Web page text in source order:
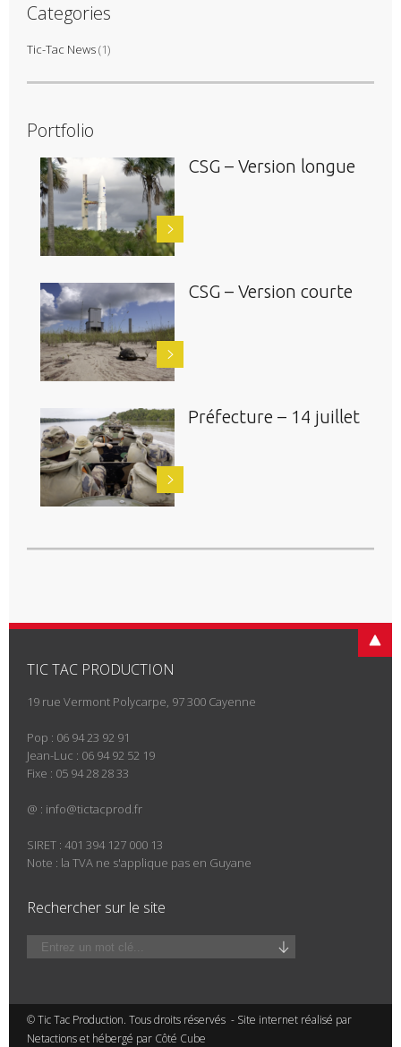
Categories
Tic-Tac News(1)
Portfolio
CSG – Version longue
CSG – Version courte
Préfecture – 14 juillet
TIC TAC PRODUCTION
19 rue Vermont Polycarpe, 97 300 Cayenne
Pop : 06 94 23 92 91
Jean-Luc : 06 94 92 52 19
Fixe : 05 94 28 28 33
@ : info@tictacprod.fr
SIRET : 401 394 127 000 13
Note : la TVA ne s'applique pas en Guyane
Rechercher sur le site
© Tic Tac Production. Tous droits réservés - Site internet réalisé par
Netactions et hébergé par Côté Cube